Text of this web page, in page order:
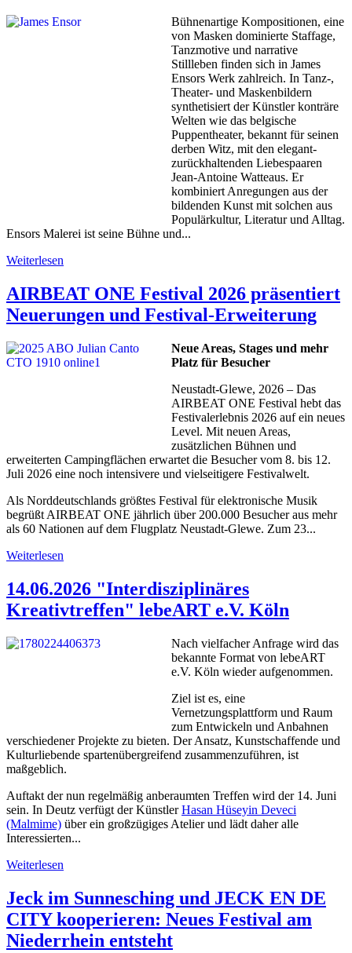
Bühnenartige Kompositionen, eine
von Masken dominierte Staffage,
Tanzmotive und narrative
Stillleben finden sich in James
Ensors Werk zahlreich. ⁠In Tanz-,
Theater- und Maskenbildern
synthetisiert der Künstler konträre
Welten wie das belgische
Puppentheater, bekannt für seinen
derben Witz, mit den elegant-
zurückhaltenden Liebespaaren
Jean-Antoine Watteaus. ⁠Er
kombiniert Anregungen aus der
bildenden Kunst mit solchen aus
Populärkultur, Literatur und Alltag.
Ensors Malerei ist seine Bühne und...
Weiterlesen
AIRBEAT ONE Festival 2026 präsentiert
Neuerungen und Festival-Erweiterung
Neue Areas, Stages und mehr
Platz für Besucher
Neustadt-Glewe, 2026 – Das
AIRBEAT ONE Festival hebt das
Festivalerlebnis 2026 auf ein neues
Level. Mit neuen Areas,
zusätzlichen Bühnen und
erweiterten Campingflächen erwartet die Besucher vom 8. bis 12.
Juli 2026 eine noch intensivere und vielseitigere Festivalwelt.
Als Norddeutschlands größtes Festival für elektronische Musik
begrüßt AIRBEAT ONE jährlich über 200.000 Besucher aus mehr
als 60 Nationen auf dem Flugplatz Neustadt-Glewe. Zum 23...
Weiterlesen
14.06.2026 "Interdisziplinäres
Kreativtreffen" lebeART e.V. Köln
Nach vielfacher Anfrage wird das
bekannte Format von lebeART
e.V. Köln wieder aufgenommen.
Ziel ist es, eine
Vernetzungsplattform und Raum
zum Entwickeln und Anbahnen
verschiedener Projekte zu bieten. Der Ansatz, Kunstschaffende und
Kulturliebende spartenübergreifend zusammenzuführen, ist
maßgeblich.
Auftakt der nun regelmäßig anberaumten Treffen wird der 14. Juni
sein. In Deutz verfügt der KünstlerHasan Hüseyin Deveci
(Malmime) über ein großzügiges Atelier und lädt daher alle
Interessierten...
Weiterlesen
Jeck im Sunnesching und JECK EN DE
CITY kooperieren: Neues Festival am
Niederrhein entsteht